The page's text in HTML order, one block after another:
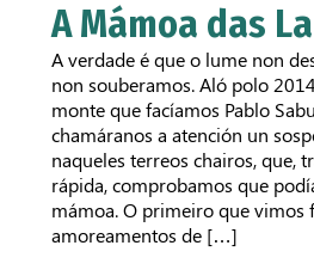
A Mámoa das
A verdade é que o lume non
non souberamos. Aló polo
monte que facíamos Pablo
chamáranos a atención un
naqueles terreos chairos, que,
rápida, comprobamos que
mámoa. O primeiro que vimos
amoreamentos de […]